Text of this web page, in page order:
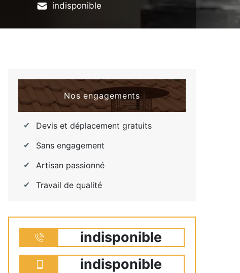
indisponible
Nos engagements
Devis et déplacement gratuits
Sans engagement
Artisan passionné
Travail de qualité
indisponible
indisponible